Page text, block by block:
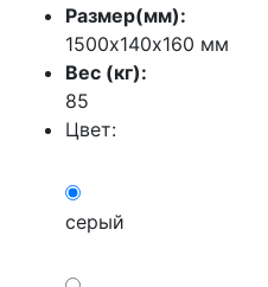
Размер(мм):
1500х140х160 мм
Вес (кг):
85
Цвет:
серый